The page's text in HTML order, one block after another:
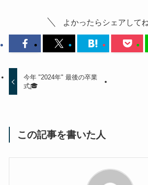
よかったらシェアしてね
今年 "2024年" 最後の卒業
式🎓
この記事を書いた人